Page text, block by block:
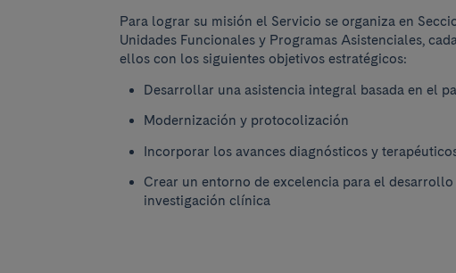
Para lograr su misión el Servicio se organiza en
Unidades Funcionales y Programas Asistenciales,
ellos con los siguientes objetivos estratégicos:
Desarrollar una asistencia integral basada en el
Modernización y protocolización
Incorporar los avances diagnósticos y
Crear un entorno de excelencia para el
investigación clínica